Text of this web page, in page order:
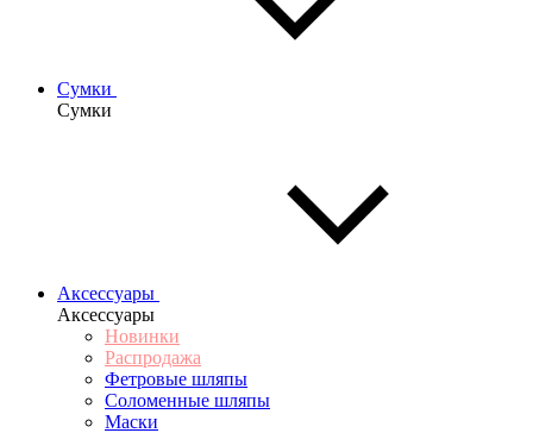
Сумки
Сумки
Аксессуары
Аксессуары
Новинки
Распродажа
Фетровые шляпы
Соломенные шляпы
Маски